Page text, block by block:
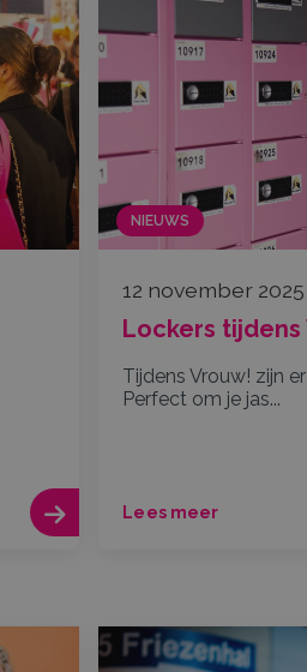
NIEUWS
12 november 2025
Lockers tijdens
Tijdens Vrouw! zijn
Perfect om je jas...
Lees meer